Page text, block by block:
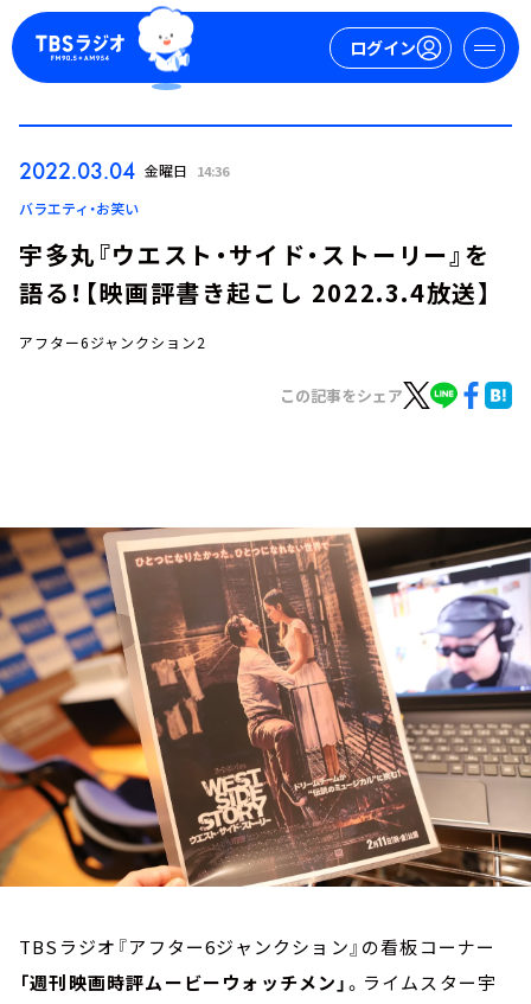
ログイン
ログイン
お知らせ
イベント・グッズ
YouTube
会社情報
2022.03.04 金曜日 14:36
バラエティ・お笑い
宇多丸『ウエスト・サイド・ストーリー』を
語る！【映画評書き起こし 2022.3.4放送】
アフター6ジャンクション2
この記事をシェア
TBSラジオ『アフター6ジャンクション』の看板コーナー
「週刊映画時評ムービーウォッチメン」。ライムスター宇